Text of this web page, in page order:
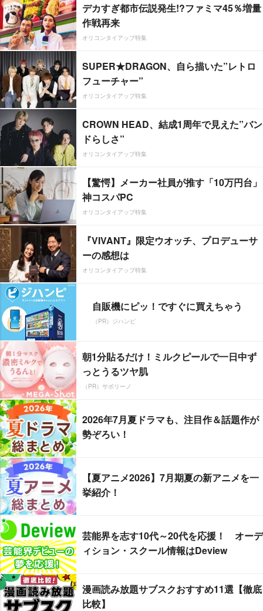
デカすぎ都市伝説発生!?ファミマ45％増量
作戦再来
オリコンタイアップ特集
SUPER★DRAGON、自ら描いた”レトロ
フューチャー”
オリコンタイアップ特集
CROWN HEAD、結成1周年で見えた”バン
ドらしさ”
オリコンタイアップ特集
【驚愕】メーカー社員が推す「10万円台」
神コスパPC
オリコンタイアップ特集
『VIVANT』限定ウオッチ、プロデューサ
ーの感想は
オリコンタイアップ特集
自販機にピッ！ですぐに買えちゃう
（PR）ジハンピ
朝1分貼るだけ！ミルクピールで一日中ず
っとうるツヤ肌
（PR）サボリーノ
2026年7月夏ドラマも、注目作＆話題作が
勢ぞろい！
【夏アニメ2026】7月期夏の新アニメを一
挙紹介！
芸能界を志す10代～20代を応援！ オーデ
ィション・スクール情報はDeview
漫画読み放題サブスクおすすめ11選【徹底
比較】